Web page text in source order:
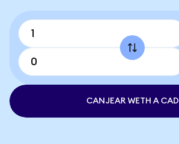
CANJEAR WETH A CAD